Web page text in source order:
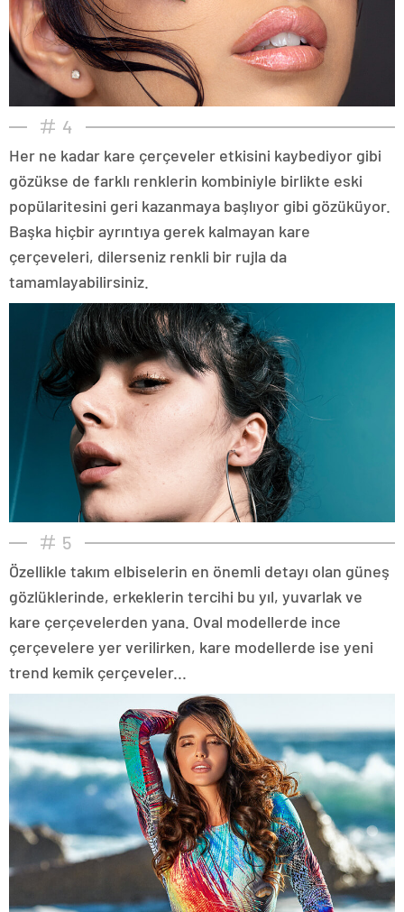
4
Her ne kadar kare çerçeveler etkisini kaybediyor gibi
gözükse de farklı renklerin kombiniyle birlikte eski
popülaritesini geri kazanmaya başlıyor gibi gözüküyor.
Başka hiçbir ayrıntıya gerek kalmayan kare
çerçeveleri, dilerseniz renkli bir rujla da
tamamlayabilirsiniz.
5
Özellikle takım elbiselerin en önemli detayı olan güneş
gözlüklerinde, erkeklerin tercihi bu yıl, yuvarlak ve
kare çerçevelerden yana. Oval modellerde ince
çerçevelere yer verilirken, kare modellerde ise yeni
trend kemik çerçeveler...